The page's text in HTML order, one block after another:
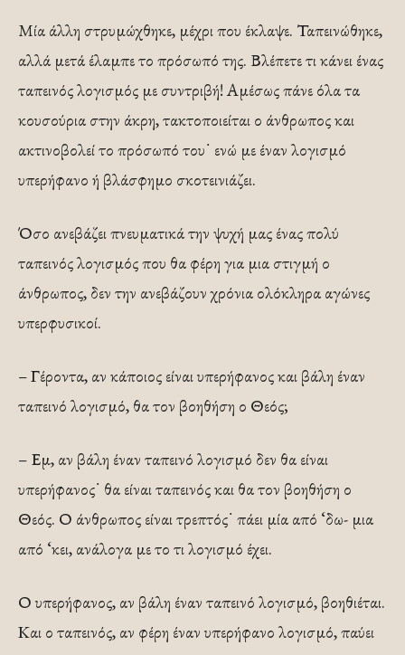
Μία άλλη στρυμώχθηκε, μέχρι που έκλαψε. Ταπεινώθηκε,
αλλά μετά έλαμπε το πρόσωπό της. Βλέπετε τι κάνει ένας
ταπεινός λογισμός με συντριβή! Αμέσως πάνε όλα τα
κουσούρια στην άκρη, τακτοποιείται ο άνθρωπος και
ακτινοβολεί το πρόσωπό του˙ ενώ με έναν λογισμό
υπερήφανο ή βλάσφημο σκοτεινιάζει.
Όσο ανεβάζει πνευματικά την ψυχή μας ένας πολύ
ταπεινός λογισμός που θα φέρη για μια στιγμή ο
άνθρωπος, δεν την ανεβάζουν χρόνια ολόκληρα αγώνες
υπερφυσικοί.
– Γέροντα, αν κάποιος είναι υπερήφανος και βάλη έναν
ταπεινό λογισμό, θα τον βοηθήση ο Θεός;
– Εμ, αν βάλη έναν ταπεινό λογισμό δεν θα είναι
υπερήφανος˙ θα είναι ταπεινός και θα τον βοηθήση ο
Θεός. Ο άνθρωπος είναι τρεπτός˙ πάει μία από ‘δω- μια
από ‘κει, ανάλογα με το τι λογισμό έχει.
Ο υπερήφανος, αν βάλη έναν ταπεινό λογισμό, βοηθιέται.
Και ο ταπεινός, αν φέρη έναν υπερήφανο λογισμό, παύει